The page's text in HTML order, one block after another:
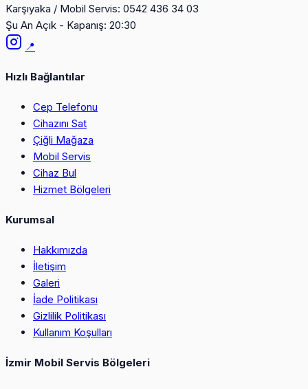
Karşıyaka / Mobil Servis: 0542 436 34 03
Şu An Açık - Kapanış: 20:30
📍
Hızlı Bağlantılar
Cep Telefonu
Cihazını Sat
Çiğli Mağaza
Mobil Servis
Cihaz Bul
Hizmet Bölgeleri
Kurumsal
Hakkımızda
İletişim
Galeri
İade Politikası
Gizlilik Politikası
Kullanım Koşulları
İzmir Mobil Servis Bölgeleri